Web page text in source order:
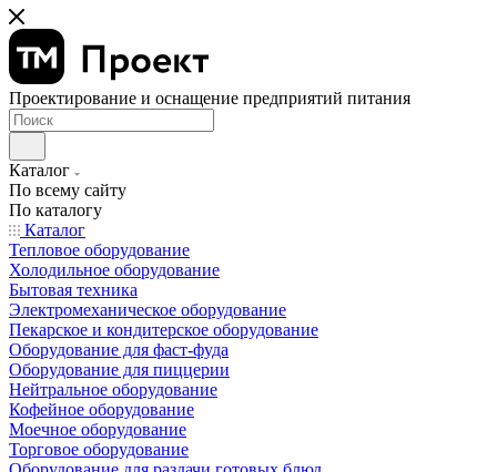
Проектирование и оснащение предприятий питания
Каталог
По всему сайту
По каталогу
Каталог
Тепловое оборудование
Холодильное оборудование
Бытовая техника
Электромеханическое оборудование
Пекарское и кондитерское оборудование
Оборудование для фаст-фуда
Оборудование для пиццерии
Нейтральное оборудование
Кофейное оборудование
Моечное оборудование
Торговое оборудование